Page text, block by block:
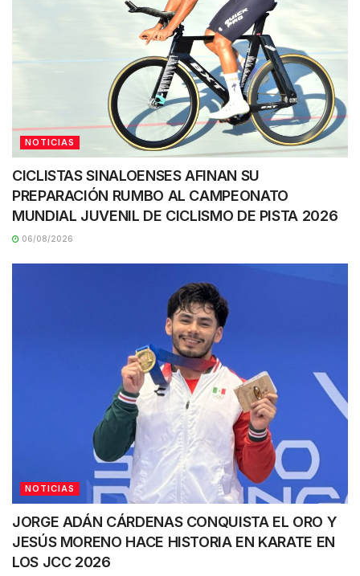
NOTICIAS
CICLISTAS SINALOENSES AFINAN SU
PREPARACIÓN RUMBO AL CAMPEONATO
MUNDIAL JUVENIL DE CICLISMO DE PISTA 2026
06/08/2026
NOTICIAS
JORGE ADÁN CÁRDENAS CONQUISTA EL ORO Y
JESÚS MORENO HACE HISTORIA EN KARATE EN
LOS JCC 2026